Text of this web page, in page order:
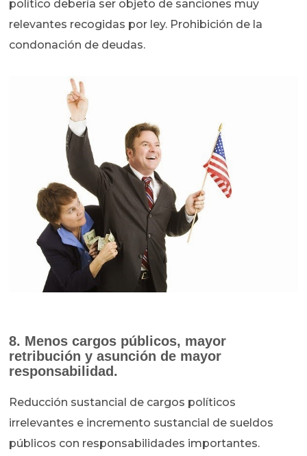
político debería ser objeto de sanciones muy
relevantes recogidas por ley. Prohibición de la
condonación de deudas.
8. Menos cargos públicos, mayor
retribución y asunción de mayor
responsabilidad.
Reducción sustancial de cargos políticos
irrelevantes e incremento sustancial de sueldos
públicos con responsabilidades importantes.